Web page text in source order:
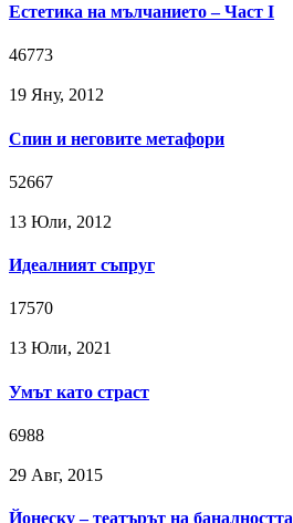
Естетика на мълчанието – Част I
46773
19 Яну, 2012
Спин и неговите метафори
52667
13 Юли, 2012
Идеалният съпруг
17570
13 Юли, 2021
Умът като страст
6988
29 Авг, 2015
Йонеску – театърът на баналността